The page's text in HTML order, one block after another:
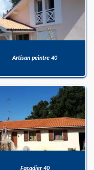
Artisan peintre 40
Façadier 40